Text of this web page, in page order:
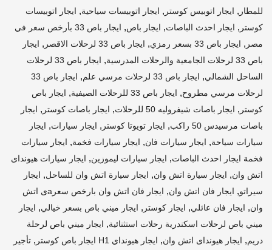
للمطار , ايجار اتوبيس كوستر , ايجار اتوبيسات سياحية, ايجار اتوبيسات
كوستر , ايجار احدث الباصات, ايجار باص,
ايجار باص 33 بأرخص سعر في
مصر , ايجار باص 33 بسعر رمزي , ايجار باص 33 لرحلات الاقصر , ايجار
باص 33 لرحلات الجامعية والرحلات المدرسية
,
ايجار باص 33 لرحلات
الساحل الشمالي, ايجار باص 33 لرحلات مرسي علم ,
ايجار باص 33
لرحلات مرسي مطروح, ايجار باص 33 للرحلات الصيفية , ايجار باص
كوستر , ايجار باصات شيفروليه 50 للرحلات , ايجار باصات كوستر , ايجار
باصات مرسيدس 50 راكب
, ايجار تويوتا كوستر , ايجار سيارات, ايجار
سيارات سياحة, ايجار سيارات فان, ايجار سيارات فخمة, ايجار سيارات
فخمة ايجار احدث الباصات, ايجار سيارات ليموزين, ايجار سيارات هيونداى
اتش وان, ايجار سيارة اتش وان, ايجار سيارة اتش وان للساحل, ايجار
سيراتو, ايجار فان اتش وان,
ايجار فان اتش وان بارخص سعرaى اتش
وان, ايجار فان عائلي, ايجار كوستر , ايجار ميني باص بسعر خيالي, ايجار
ميني باص لرحلات اسكندرية رحلات استثنائية, ايجار ميني باص لرحلة
دريم, ايجار هيونداى اتش وان, ايجار هيونداي H1 ايجار باص كوستر , تأجير